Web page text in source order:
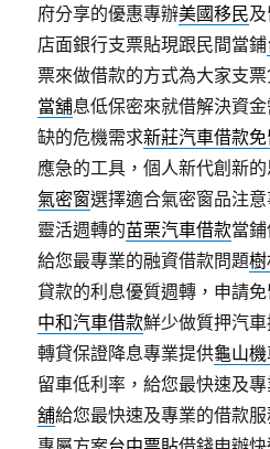
府分享的優惠專辦美國移民
店面銀行支票貼現跟民間當鋪
票來做借款的方式為大家支
當舖息低保密來就借解決資
缺的危機需求新莊汽車借款
應急的工具，個人新代創新
氣密窗選擇適合氣密窗品注
靈活週轉的苗栗汽車借款當
給您最專業的融資借款問題
貸款的利息優質週轉，申請
中和汽車借款鮮少做質押汽
轉貸保證降息專業提供龜山
留車低利率，給您最快速及
舖給您最快速及專業的借款